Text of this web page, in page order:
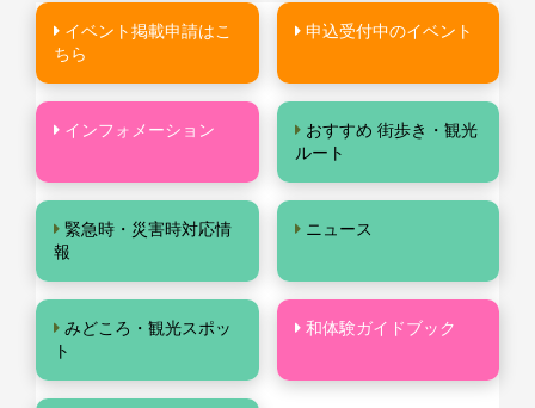
イベント掲載申請はこ
ちら
申込受付中のイベント
インフォメーション
おすすめ 街歩き・観光
ルート
緊急時・災害時対応情
報
ニュース
みどころ・観光スポッ
ト
和体験ガイドブック